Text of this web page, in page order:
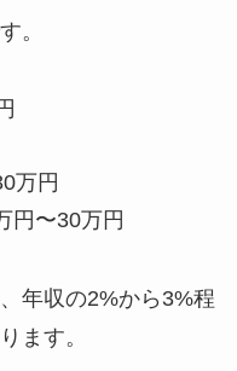
。
万円
円〜30万円
年収の2%から3%程
ます。